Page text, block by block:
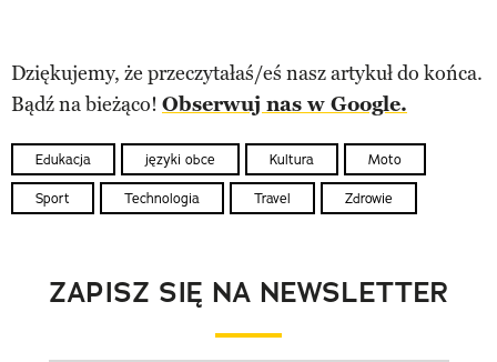
Dziękujemy, że przeczytałaś/eś nasz artykuł do końca.
Bądź na bieżąco! Obserwuj nas w Google.
Edukacja języki obce Kultura Moto
Sport Technologia Travel Zdrowie
ZAPISZ SIĘ NA NEWSLETTER